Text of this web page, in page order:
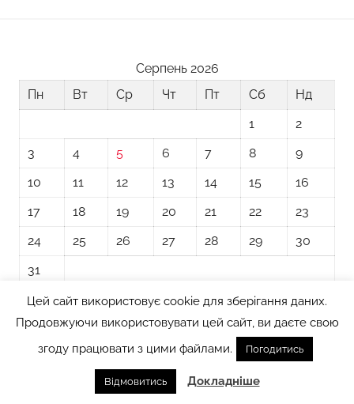
Серпень 2026
Пн
Вт Ср Чт Пт Сб
Нд
1
2
3
4 5 6 7 8
9
10
11 12 13 14 15
16
17
18 19 20 21 22
23
24
25 26 27 28 29
30
31
« Лип
Тема WordPress: Donovan від ThemeZee.
Цей сайт використовує cookie для зберігання даних.
Продовжуючи використовувати цей сайт, ви даєте свою
згоду працювати з цими файлами.
Погодитись
Відмовитись Докладніше